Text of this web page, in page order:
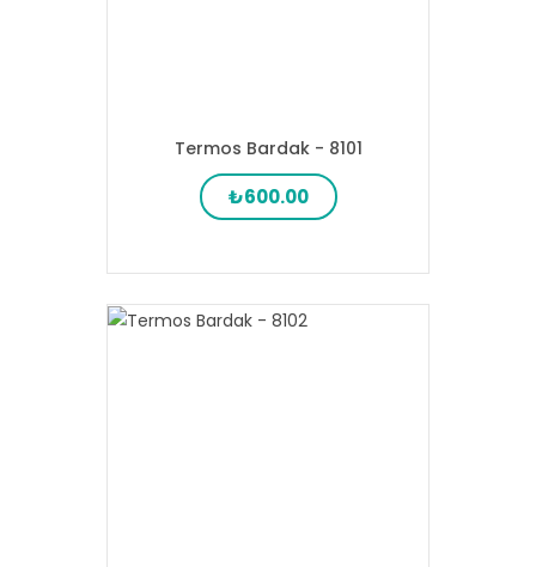
Termos Bardak - 8101
₺600.00